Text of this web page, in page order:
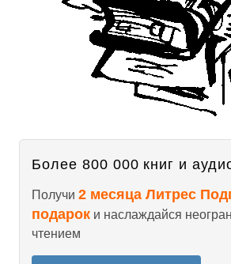
Более 800 000 книг и
Получи 2 месяца Литрес
подарок и наслаждайся
чтением